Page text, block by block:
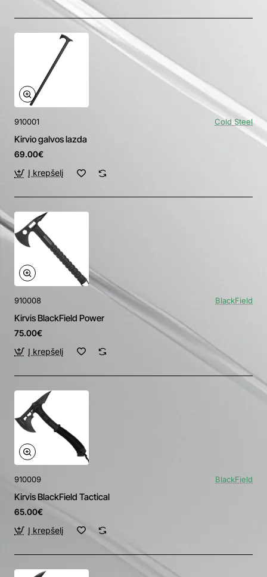
910001 Cold Steel
Kirvio galvos lazda
69.00€
Į krepšelį
910008 BlackField
Kirvis BlackField Power
75.00€
Į krepšelį
910009 BlackField
Kirvis BlackField Tactical
65.00€
Į krepšelį